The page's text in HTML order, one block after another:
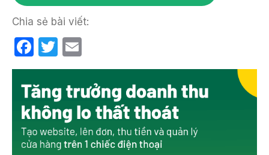
Chia sẻ bài viết:
F
a
c
e
b
o
T
w
itt
er
m
ail